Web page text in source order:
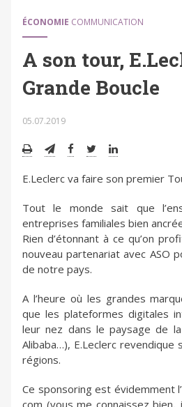
ÉCONOMIE COMMUNICATION
A son tour,
Grande Boucle
05.07.2019
E.Leclerc va faire son premier
Tout le monde sait que
entreprises familiales bien
Rien d’étonnant à ce qu’on
nouveau partenariat avec ASO
de notre pays.
A l’heure où les grandes
que les plateformes digitales
leur nez dans le paysage de
Alibaba…), E.Leclerc revendique
régions.
Ce sponsoring est évidemment
com (vous me connaissez bien,